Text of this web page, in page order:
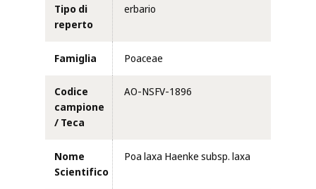
Tipo di
reperto
erbario
Famiglia Poaceae
Codice
campione
/ Teca
AO-NSFV-1896
Nome
Scientifico
Poa laxa Haenke subsp. laxa